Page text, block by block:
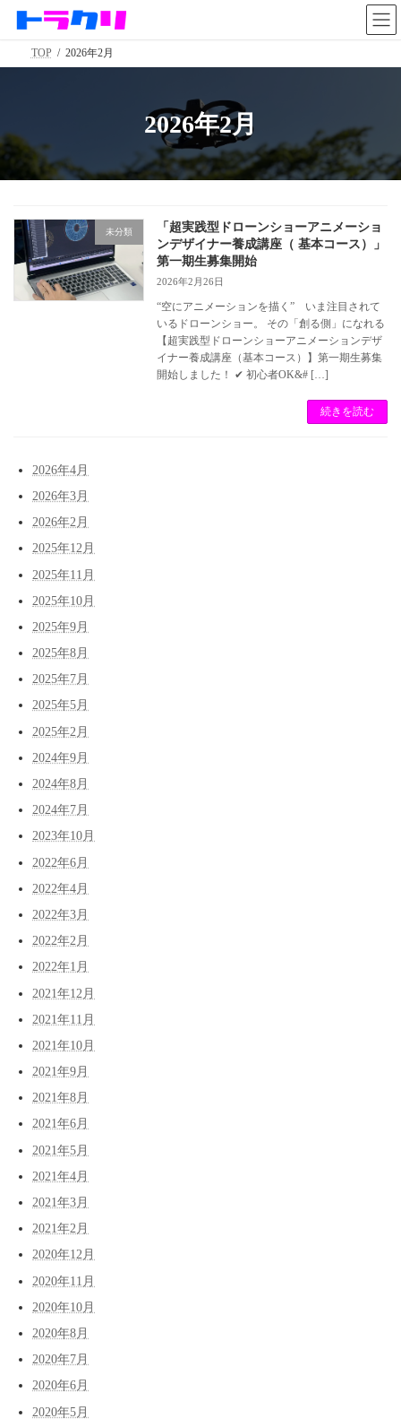
ツ
ッ
シ
移
TOP 2026年2月
2026年2月
未分類
「超実践型ドローンショーアニメーショ
ンデザイナー養成講座（ 基本コース）」
第一期生募集開始
2026年2月26日
“空にアニメーションを描く” いま注目されて
いるドローンショー。 その「創る側」になれる
【超実践型ドローンショーアニメーションデザ
イナー養成講座（基本コース）】第一期生募集
開始しました！ ✔ 初心者OK&# […]
続きを読む
2026年4月
2026年3月
2026年2月
2025年12月
2025年11月
2025年10月
2025年9月
2025年8月
2025年7月
2025年5月
2025年2月
2024年9月
2024年8月
2024年7月
2023年10月
2022年6月
2022年4月
2022年3月
2022年2月
2022年1月
2021年12月
2021年11月
2021年10月
2021年9月
2021年8月
2021年6月
2021年5月
2021年4月
2021年3月
2021年2月
2020年12月
2020年11月
2020年10月
2020年8月
2020年7月
2020年6月
2020年5月